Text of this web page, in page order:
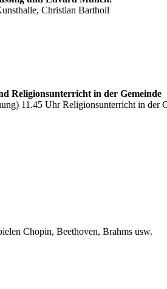
Christian Bartholl
Religionsunterricht in der Gemeinde
11.45 Uhr Religionsunterricht in der
Chopin, Beethoven, Brahms usw.